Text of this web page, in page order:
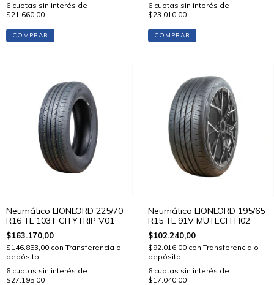
6 cuotas sin interés de
$21.660,00
COMPRAR
6 cuotas sin interés de
$23.010,00
COMPRAR
Neumático LIONLORD 225/70
R16 TL 103T CITYTRIP V01
$163.170,00
$146.853,00 con Transferencia o
depósito
6 cuotas sin interés de
$27.195,00
Neumático LIONLORD 195/65
R15 TL 91V MUTECH H02
$102.240,00
$92.016,00 con Transferencia o
depósito
6 cuotas sin interés de
$17.040,00